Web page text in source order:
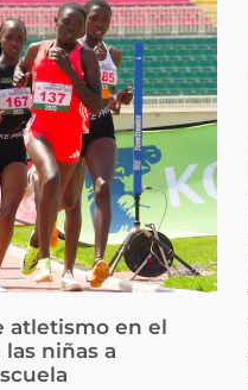
atletismo en el
niñas a